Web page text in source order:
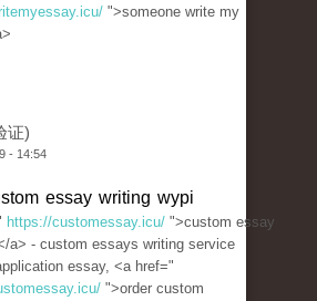
">someone write my
证)
- 14:54
essay writing wypi
https://customessay.icu/ ">custom essay
a> - custom essays writing service
essay, <a href="
">order custom